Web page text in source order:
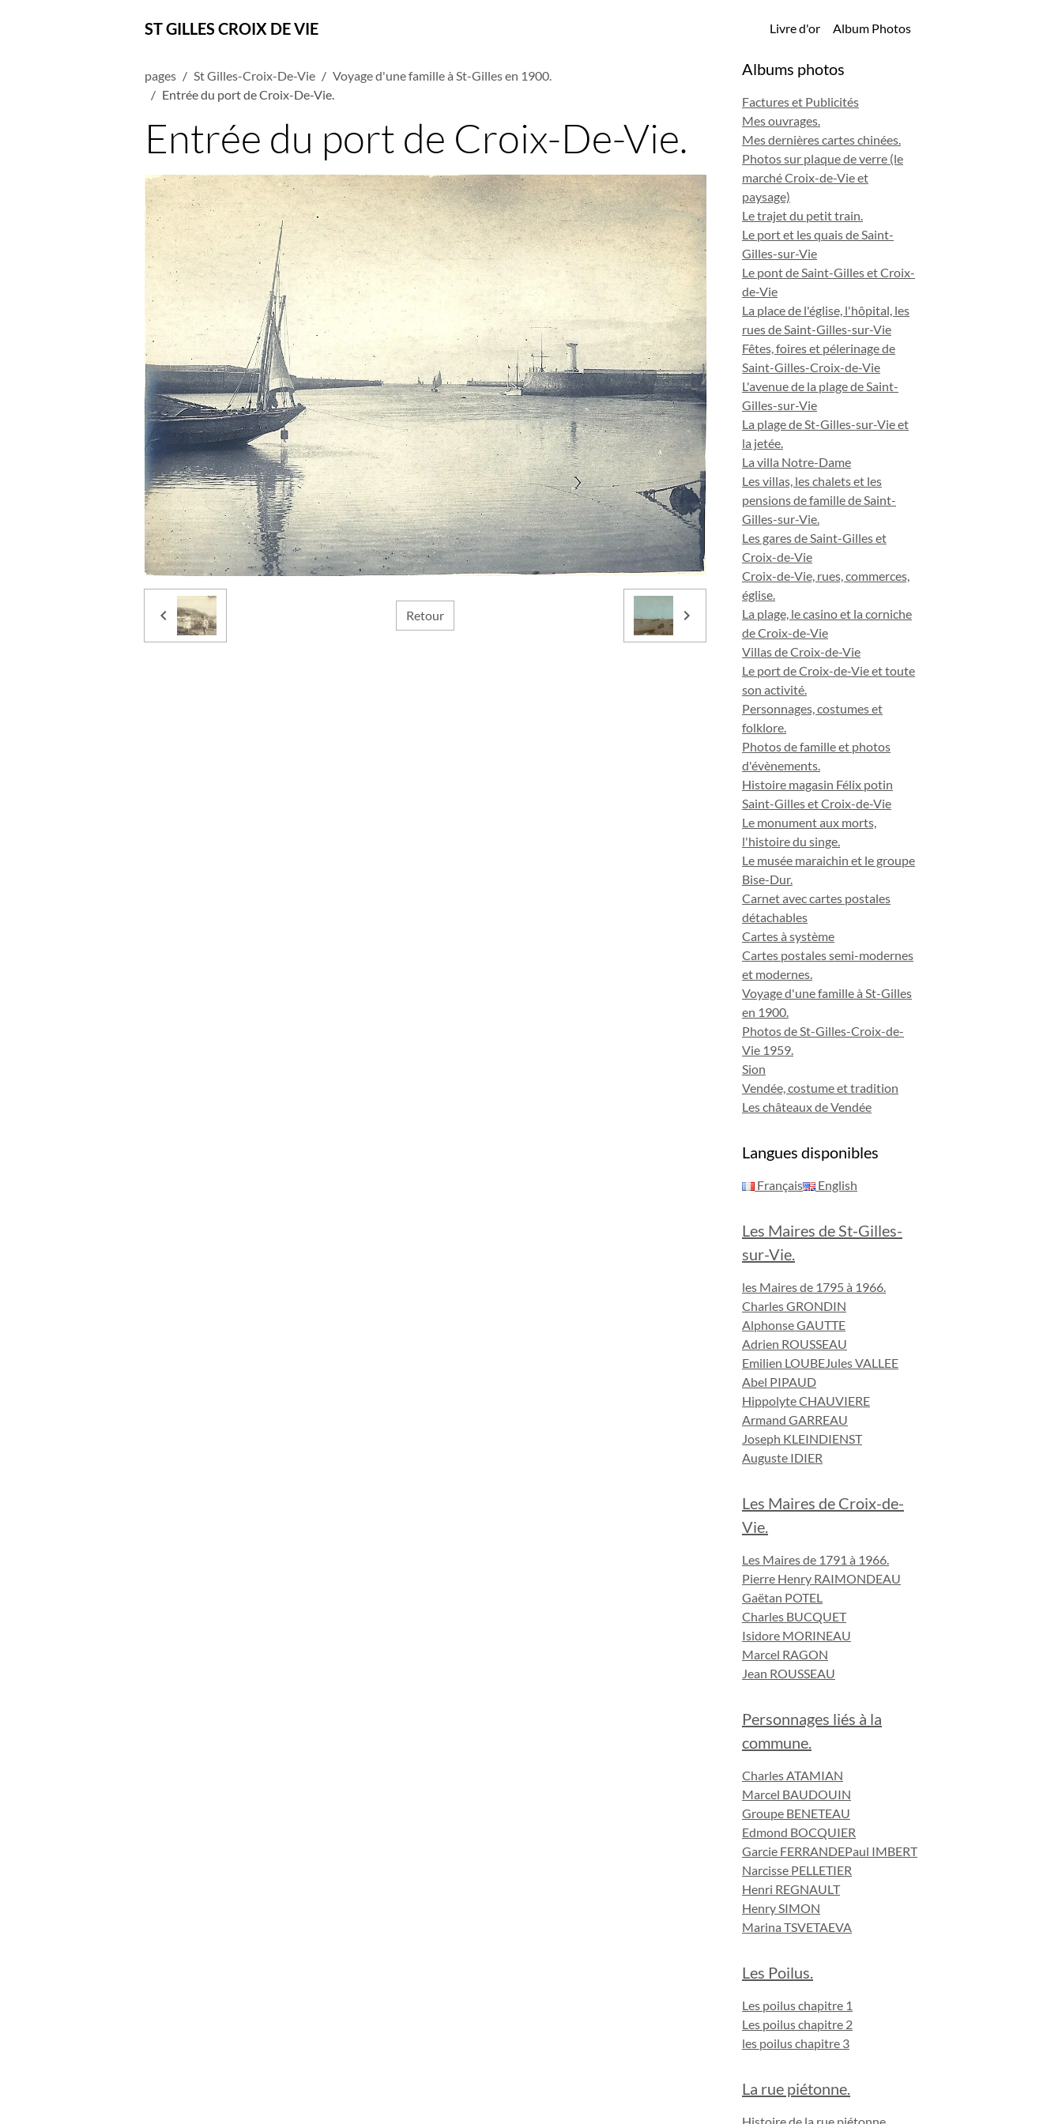
ST GILLES CROIX DE VIE Livre d'or Album Photos
pages St Gilles-Croix-De-Vie
Voyage d'une famille à St-Gilles en 1900.
Entrée du port de Croix-De-Vie.
Entrée du port de Croix-De-Vie.
Retour
Albums photos
Factures et Publicités
Mes ouvrages.
Mes dernières cartes chinées.
Photos sur plaque de verre (le
marché Croix-de-Vie et
paysage)
Le trajet du petit train.
Le port et les quais de Saint-
Gilles-sur-Vie
Le pont de Saint-Gilles et Croix-
de-Vie
La place de l'église, l'hôpital, les
rues de Saint-Gilles-sur-Vie
Fêtes, foires et pélerinage de
Saint-Gilles-Croix-de-Vie
L'avenue de la plage de Saint-
Gilles-sur-Vie
La plage de St-Gilles-sur-Vie et
la jetée.
La villa Notre-Dame
Les villas, les chalets et les
pensions de famille de Saint-
Gilles-sur-Vie.
Les gares de Saint-Gilles et
Croix-de-Vie
Croix-de-Vie, rues, commerces,
église.
La plage, le casino et la corniche
de Croix-de-Vie
Villas de Croix-de-Vie
Le port de Croix-de-Vie et toute
son activité.
Personnages, costumes et
folklore.
Photos de famille et photos
d'évènements.
Histoire magasin Félix potin
Saint-Gilles et Croix-de-Vie
Le monument aux morts,
l'histoire du singe.
Le musée maraichin et le groupe
Bise-Dur.
Carnet avec cartes postales
détachables
Cartes à système
Cartes postales semi-modernes
et modernes.
Voyage d'une famille à St-Gilles
en 1900.
Photos de St-Gilles-Croix-de-
Vie 1959.
Sion
Vendée, costume et tradition
Les châteaux de Vendée
Langues disponibles
Français English
Les Maires de St-Gilles-
sur-Vie.
les Maires de 1795 à 1966.
Charles GRONDIN
Alphonse GAUTTE
Adrien ROUSSEAU
Emilien LOUBEJules VALLEE
Abel PIPAUD
Hippolyte CHAUVIERE
Armand GARREAU
Joseph KLEINDIENST
Auguste IDIER
Les Maires de Croix-de-
Vie.
Les Maires de 1791 à 1966.
Pierre Henry RAIMONDEAU
Gaëtan POTEL
Charles BUCQUET
Isidore MORINEAU
Marcel RAGON
Jean ROUSSEAU
Personnages liés à la
commune.
Charles ATAMIAN
Marcel BAUDOUIN
Groupe BENETEAU
Edmond BOCQUIER
Garcie FERRANDEPaul IMBERT
Narcisse PELLETIER
Henri REGNAULT
Henry SIMON
Marina TSVETAEVA
Les Poilus.
Les poilus chapitre 1
Les poilus chapitre 2
les poilus chapitre 3
La rue piétonne.